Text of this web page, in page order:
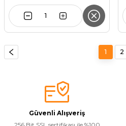
1 2
Güvenli Alışveriş